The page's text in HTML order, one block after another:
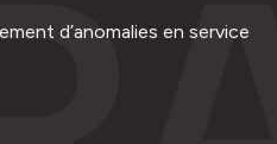
d’anomalies en service